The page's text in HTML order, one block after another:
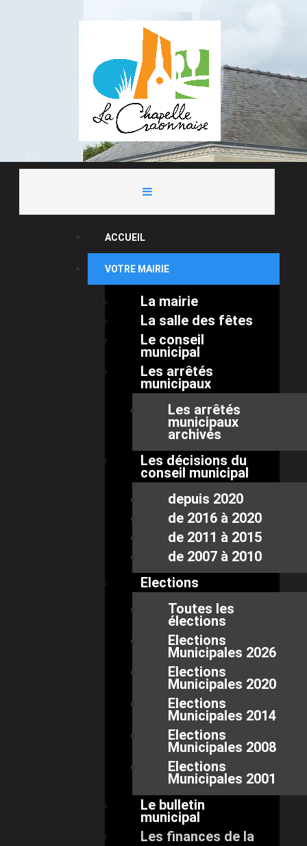
ACCUEIL
VOTRE MAIRIE
La mairie
La salle des fêtes
Le conseil
municipal
Les arrêtés
municipaux
Les arrêtés
municipaux
archivés
Les décisions du
conseil municipal
depuis 2020
de 2016 à 2020
de 2011 à 2015
de 2007 à 2010
Elections
Toutes les
élections
Elections
Municipales 2026
Elections
Municipales 2020
Elections
Municipales 2014
Elections
Municipales 2008
Elections
Municipales 2001
Le bulletin
municipal
Les finances de la